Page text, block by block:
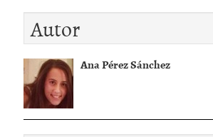
Autor
Ana Pérez Sánchez